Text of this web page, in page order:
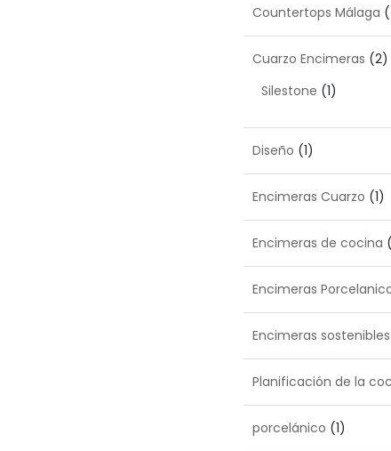
Countertops Málaga
Cuarzo Encimeras (2)
Silestone (1)
Diseño (1)
Encimeras Cuarzo (1)
Encimeras de cocina
Encimeras
Encimeras sostenibles
Planificación de la
porcelánico (1)